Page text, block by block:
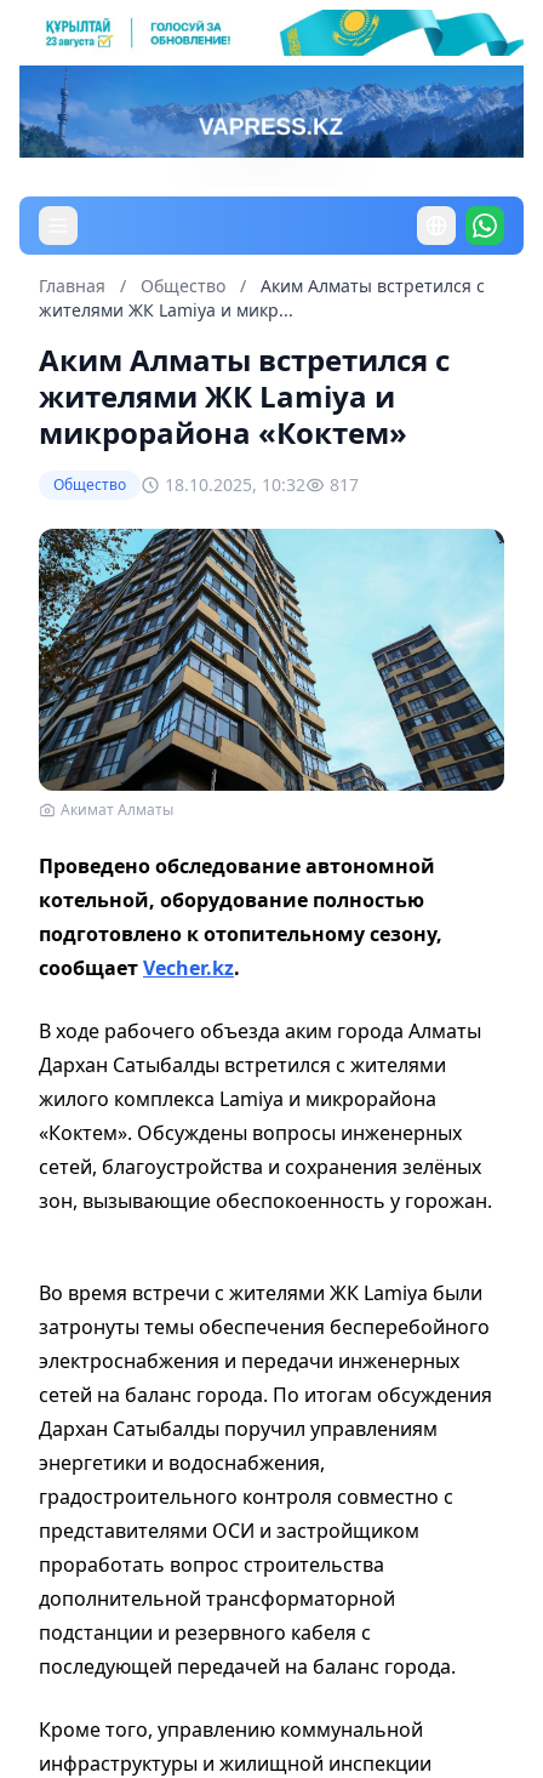
Главная / Общество /
Аким Алматы встретился с
жителями ЖК Lamiya и микр...
Аким Алматы встретился с
жителями ЖК Lamiya и
микрорайона «Коктем»
Общество 18.10.2025, 10:32 817
Акимат Алматы
Проведено обследование автономной
котельной, оборудование полностью
подготовлено к отопительному сезону,
сообщаетVecher.kz.
В ходе рабочего объезда аким города Алматы
Дархан Сатыбалды встретился с жителями
жилого комплекса Lamiya и микрорайона
«Коктем». Обсуждены вопросы инженерных
сетей, благоустройства и сохранения зелёных
зон, вызывающие обеспокоенность у горожан.
Во время встречи с жителями ЖК Lamiya были
затронуты темы обеспечения бесперебойного
электроснабжения и передачи инженерных
сетей на баланс города. По итогам обсуждения
Дархан Сатыбалды поручил управлениям
энергетики и водоснабжения,
градостроительного контроля совместно с
представителями ОСИ и застройщиком
проработать вопрос строительства
дополнительной трансформаторной
подстанции и резервного кабеля с
последующей передачей на баланс города.
Кроме того, управлению коммунальной
инфраструктуры и жилищной инспекции